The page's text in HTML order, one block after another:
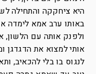
היא ציחקקה והתחילה
באותו ערב אמא לימדה
ולפנק אותה עם הלשון,
אותי למצוא את הדגדגן
לנגוס בו בלי להכאיב,